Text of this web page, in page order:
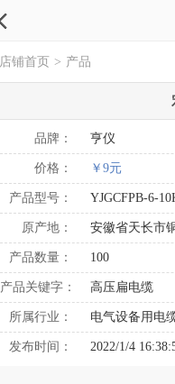
店铺首页 > 产品
品牌： 亨仪
价格： ￥9元
产品型号： YJGCFPB-6-
原产地： 安徽省天长市
产品数量： 100
产品关键字： 高压扁电缆
所属行业： 电气设备用电
发布时间： 2022/1/4